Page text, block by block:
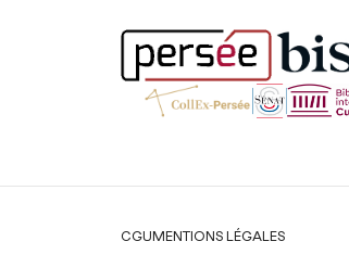
Légal
CGUMENTIONS LÉGALES